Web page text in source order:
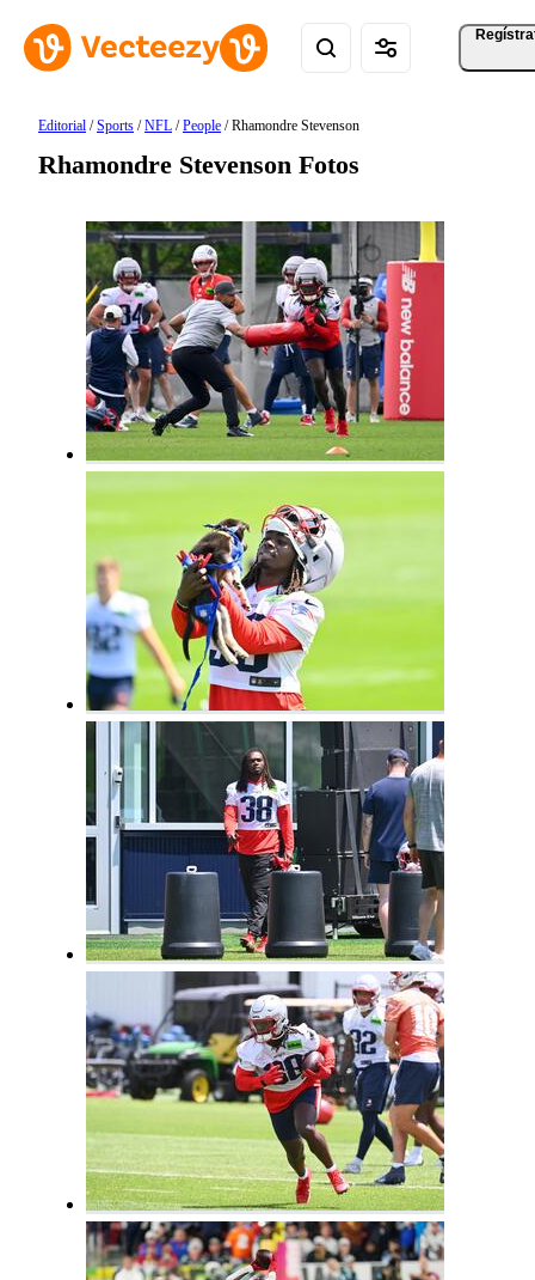
Editorial / Sports / NFL / People / Rhamondre Stevenson
Rhamondre Stevenson Fotos